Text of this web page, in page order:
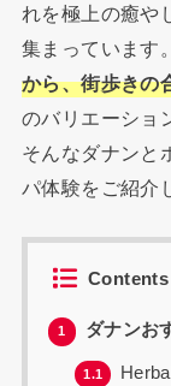
れを極上の癒や
集まっています
から、街歩きの
のバリエーショ
そんなダナンと
パ体験をご紹介
Contents
1 ダナンお
1.1